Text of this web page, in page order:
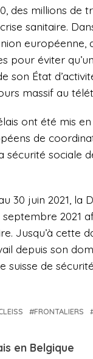
des millions de
sanitaire.
européenne,
pour éviter
son État
massif au
ont été mis
de
sécurité sociale
30 juin 2021, la
septembre 2021
Jusqu’à cette
depuis son
suisse de
FRONTALIERS
en Belgique